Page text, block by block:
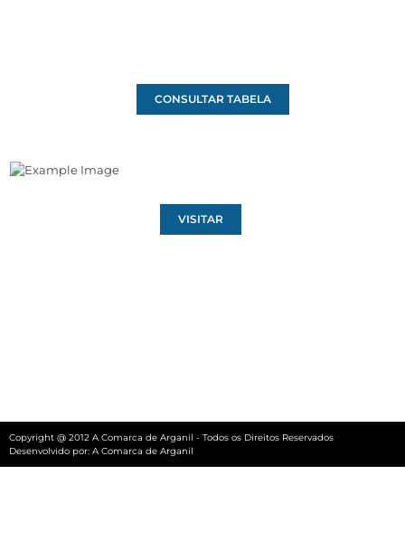
CONSULTAR TABELA
VISITAR
Copyright @ 2012 A Comarca de Arganil - Todos os Direitos Reservados
Desenvolvido por: A Comarca de Arganil